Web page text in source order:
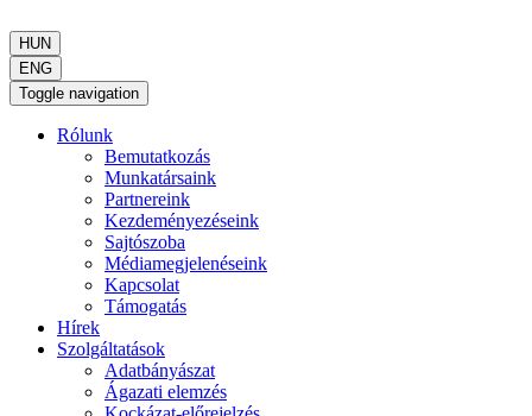
HUN
ENG
Toggle navigation
Rólunk
Bemutatkozás
Munkatársaink
Partnereink
Kezdeményezéseink
Sajtószoba
Médiamegjelenéseink
Kapcsolat
Támogatás
Hírek
Szolgáltatások
Adatbányászat
Ágazati elemzés